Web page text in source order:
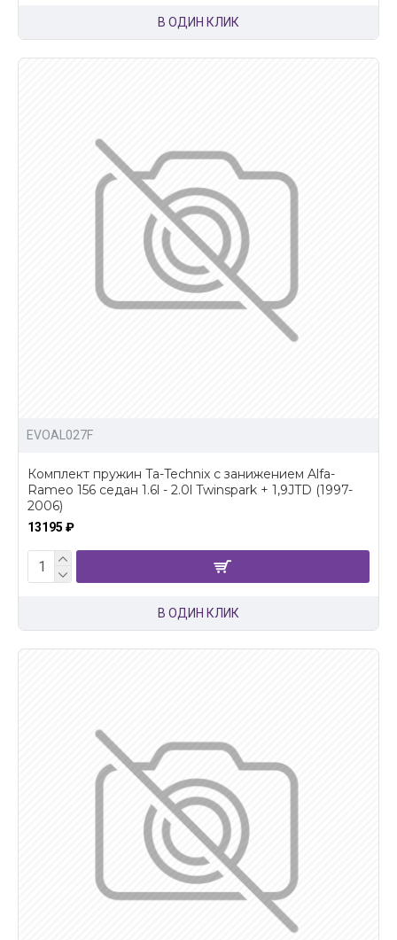
В ОДИН КЛИК
EVOAL027F
Комплект пружин Ta-Technix с занижением Alfa-
Rameo 156 седан 1.6l - 2.0l Twinspark + 1,9JTD (1997-
2006)
13195 ₽
В ОДИН КЛИК